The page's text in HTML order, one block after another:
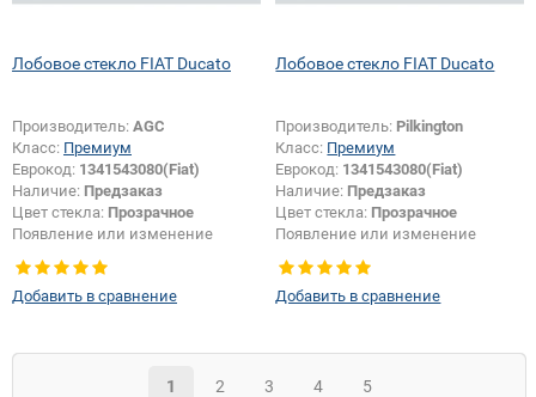
Лобовое стекло FIAT Ducato
Производитель: AGC
Класс: Премиум
Еврокод: 1341543080(Fiat)
Наличие: Предзаказ
Цвет стекла: Прозрачное
Появление или изменение
Добавить в сравнение
Лобовое стекло FIAT Ducato
Производитель: Pilkington
Класс: Премиум
Еврокод: 1341543080(Fiat)
Наличие: Предзаказ
Цвет стекла: Прозрачное
Появление или изменение
Добавить в сравнение
1 2 3 4 5